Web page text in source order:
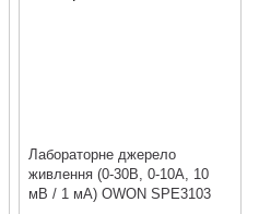
Лабораторне джерело
живлення (0-30В, 0-10А, 10
мВ / 1 мА) OWON SPE3103